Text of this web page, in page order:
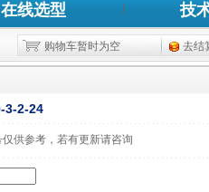
在线选型 技
购物车暂时为空 去结
3-2-24
供参考，若有更新请咨询